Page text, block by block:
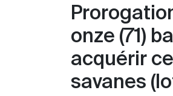
onze (71)
acquérir
savanes